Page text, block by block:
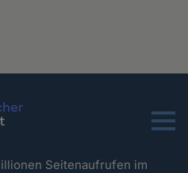
Menu
Seitenaufrufen im